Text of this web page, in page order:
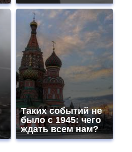
Таких событий не
было с 1945: чего
ждать всем нам?